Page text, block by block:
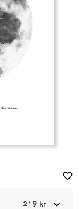
219 kr
favorite_border